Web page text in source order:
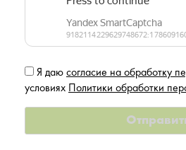
Я даю согласие на обработку
условиях Политики обработки